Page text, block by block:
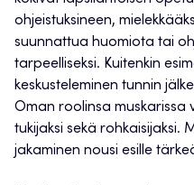
ohjeistuksineen,
suunnattua huomiota tai
tarpeelliseksi. Kuitenkin
keskusteleminen tunnin
Oman roolinsa muskarissa
tukijaksi sekä rohkaisijaksi.
jakaminen nousi esille